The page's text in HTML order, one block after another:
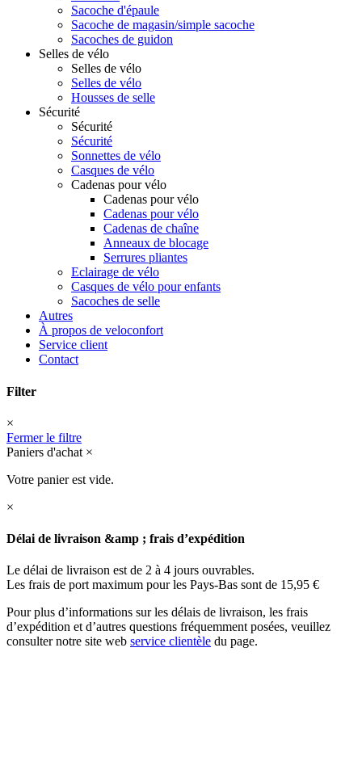
Sacoche d'épaule
Sacoche de magasin/simple sacoche
Sacoches de guidon
Selles de vélo
Selles de vélo
Selles de vélo
Housses de selle
Sécurité
Sécurité
Sécurité
Sonnettes de vélo
Casques de vélo
Cadenas pour vélo
Cadenas pour vélo
Cadenas pour vélo
Cadenas de chaîne
Anneaux de blocage
Serrures pliantes
Eclairage de vélo
Casques de vélo pour enfants
Sacoches de selle
Autres
À propos de veloconfort
Service client
Contact
Filter
×
Fermer le filtre
Paniers d'achat ×
Votre panier est vide.
×
Délai de livraison &amp ; frais d’expédition
Le délai de livraison est de 2 à 4 jours ouvrables.
Les frais de port maximum pour les Pays-Bas sont de 15,95 €
Pour plus d’informations sur les délais de livraison, les frais
d’expédition et d’autres questions fréquemment posées, veuillez
consulter notre site web service clientèle du page.